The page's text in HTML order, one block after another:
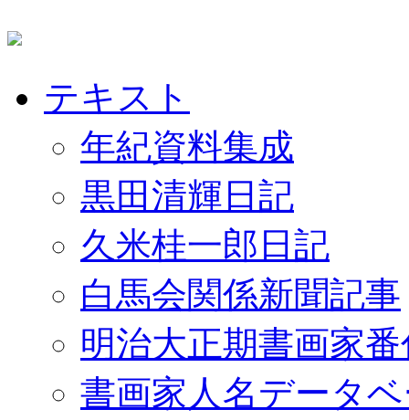
テキスト
年紀資料集成
黒田清輝日記
久米桂一郎日記
白馬会関係新聞記事
明治大正期書画家
書画家人名データ